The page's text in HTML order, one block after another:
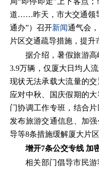
道……昨天，市大交通领
通办”）召开新闻通气会
片区交通疏导措施，提升
据介绍，暑假旅游
3.9万辆，仅厦大日均人
现状无法承载大流量的
应对中秋、国庆假期的
门协调工作专班，结合
发布旅游交通信息、加
导等8条措施缓解厦大片
增开7条公交专线 加
相关部门倡导市民